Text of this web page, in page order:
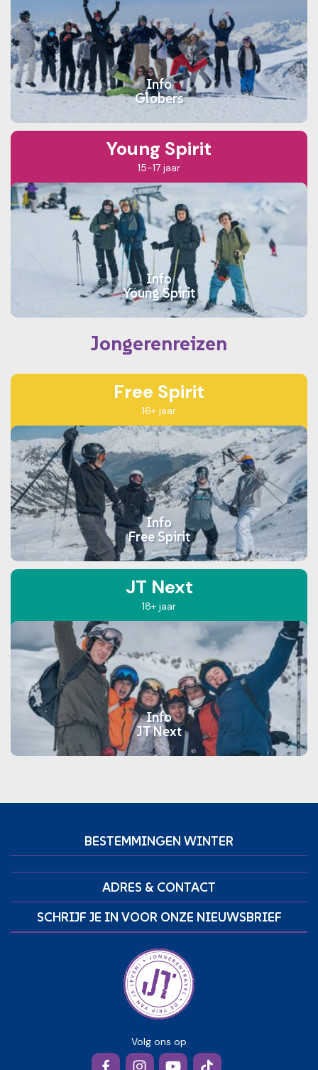
Info
Globers
Young Spirit
15-17 jaar
Info
Young Spirit
Jongerenreizen
Free Spirit
16+ jaar
Info
Free Spirit
JT Next
18+ jaar
Info
JT Next
BESTEMMINGEN WINTER
ADRES & CONTACT
SCHRIJF JE IN VOOR ONZE NIEUWSBRIEF
Volg ons op